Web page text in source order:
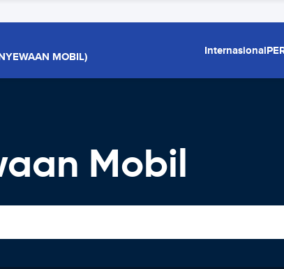
MOBIL) Internasional
Mobil